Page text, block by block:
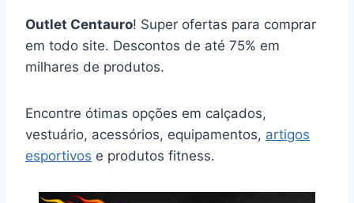
Outlet Centauro! Super ofertas para comprar
em todo site. Descontos de até 75% em
milhares de produtos.
Encontre ótimas opções em calçados,
vestuário, acessórios, equipamentos, artigos
esportivos e produtos fitness.